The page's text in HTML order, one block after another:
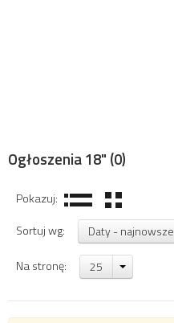
Ogłoszenia 18" (0)
Pokazuj:
Sortuj wg:
Daty - najnowsze
Na stronę: 25